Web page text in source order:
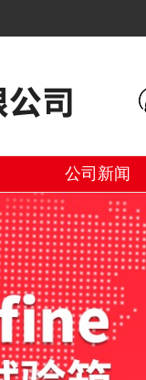
公司新闻